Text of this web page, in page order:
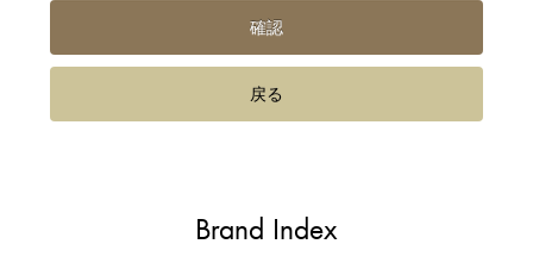
Brand Index